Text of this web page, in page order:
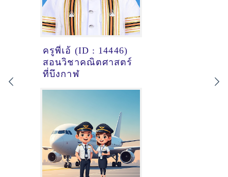
ครูพี่เอ้ (ID : 14446)
สอนวิชาคณิตศาสตร์
ที่บึงกาฬ